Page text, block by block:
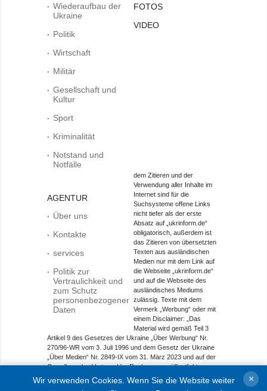
Wiederaufbau der
Ukraine
Politik
Wirtschaft
Militär
Gesellschaft und
Kultur
Sport
Kriminalität
Notstand und
Notfälle
AGENTUR
Über uns
Kontakte
services
Politik zur
Vertraulichkeit und
zum Schutz
personenbezogener
Daten
FOTOS
VIDEO
dem Zitieren und der
Verwendung aller Inhalte im
Internet sind für die
Suchsysteme offene Links
nicht tiefer als der erste
Absatz auf „ukrinform.de“
obligatorisch, außerdem ist
das Zitieren von übersetzten
Texten aus ausländischen
Medien nur mit dem Link auf
die Webseite „ukrinform.de“
und auf die Webseite des
ausländisches Mediums
zulässig. Texte mit dem
Vermerk „Werbung“ oder mit
einem Disclaimer: „Das
Material wird gemäß Teil 3
Artikel 9 des Gesetzes der Ukraine „Über Werbung“ Nr.
270/96-WR vom 3. Juli 1996 und dem Gesetz der Ukraine
„Über Medien“ Nr. 2849-IX vom 31. März 2023 und auf der
Grundlage des Vertrags/der Rechnung veröffentlicht.
Objekt im Bereich Onlinemedien; Medien-ID R40-01421.
Wir verwenden Cookies. Wenn Sie die Website weiter
×